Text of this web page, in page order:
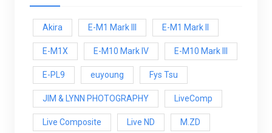
Akira E-M1 Mark III E-M1 Mark ll
E-M1X E-M10 Mark IV E-M10 Mark lll
E-PL9 euyoung Fys Tsu
JIM & LYNN PHOTOGRAPHY LiveComp
Live Composite Live ND M.ZD